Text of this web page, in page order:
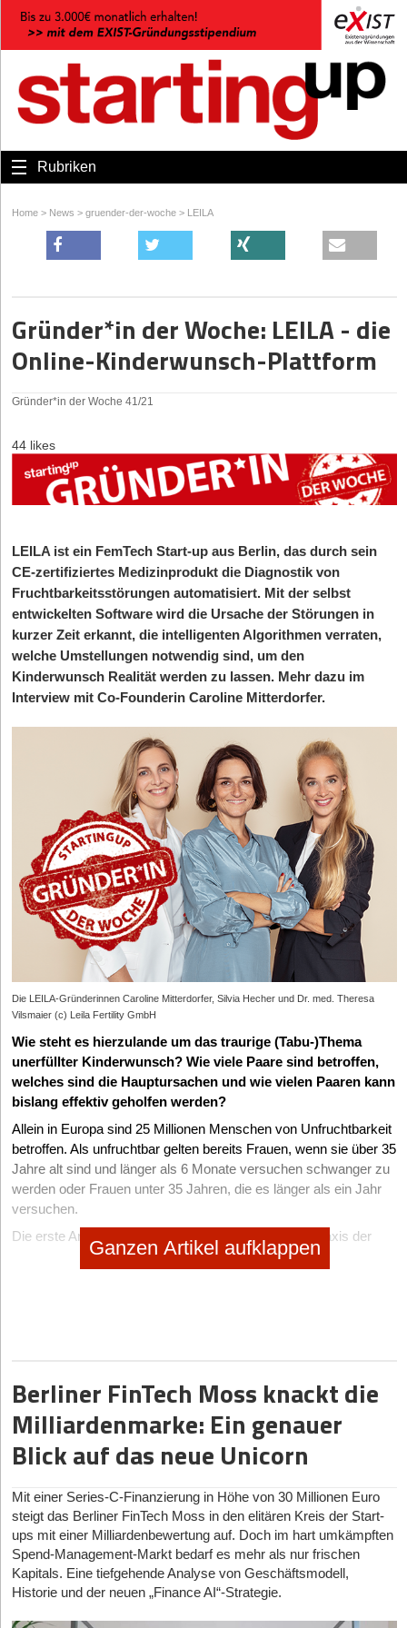
Rubriken
Home > News > gruender-der-woche > LEILA
Gründer*in der Woche: LEILA - die
Online-Kinderwunsch-Plattform
Gründer*in der Woche 41/21
44 likes
LEILA ist ein FemTech Start-up aus Berlin, das durch sein
CE-zertifiziertes Medizinprodukt die Diagnostik von
Fruchtbarkeitsstörungen automatisiert. Mit der selbst
entwickelten Software wird die Ursache der Störungen in
kurzer Zeit erkannt, die intelligenten Algorithmen verraten,
welche Umstellungen notwendig sind, um den
Kinderwunsch Realität werden zu lassen. Mehr dazu im
Interview mit Co-Founderin Caroline Mitterdorfer.
Die LEILA-Gründerinnen Caroline Mitterdorfer, Silvia Hecher und Dr. med. Theresa
Vilsmaier (c) Leila Fertility GmbH
Wie steht es hierzulande um das traurige (Tabu-)Thema
unerfüllter Kinderwunsch? Wie viele Paare sind betroffen,
welches sind die Hauptursachen und wie vielen Paaren kann
bislang effektiv geholfen werden?
Allein in Europa sind 25 Millionen Menschen von Unfruchtbarkeit
betroffen. Als unfruchtbar gelten bereits Frauen, wenn sie über 35
Jahre alt sind und länger als 6 Monate versuchen schwanger zu
werden oder Frauen unter 35 Jahren, die es länger als ein Jahr
versuchen.
Die erste Anlaufstelle ist meist die gynäkologische Praxis der
Frau. Leider sind in Deutschland nur 0,9 % der Gynäkolog*innen
kommen da lediglich 10 % aller Paare an - häufig aufgrund von
Stigma, finanzieller Ressourcen und fehlender Information.
Kinderwunschkliniken werden nach wie vor mit künstlicher
Befruchtung, Designerbabys und Reagenzgläsern in Verbindung
gebracht. Leider ist Unfruchtbarkeit immer noch ein riesiges
1500 Frauen hat ergeben, dass Betroffene sich oft alleine
gelassen fühlen, stark verzweifelt sind und gar Anzeichen an
Depressionen aufzeigen.
Daher ist es wichtig, die übrigen 90 % abzuholen und ihnen eine
Lösung zu bieten, den Grund für ihren unerfüllten Kinderwunsch
Ganzen Artikel aufklappen
Berliner FinTech Moss knackt die
Milliardenmarke: Ein genauer
Blick auf das neue Unicorn
Mit einer Series-C-Finanzierung in Höhe von 30 Millionen Euro
steigt das Berliner FinTech Moss in den elitären Kreis der Start-
ups mit einer Milliardenbewertung auf. Doch im hart umkämpften
Spend-Management-Markt bedarf es mehr als nur frischen
Kapitals. Eine tiefgehende Analyse von Geschäftsmodell,
Historie und der neuen „Finance AI“-Strategie.